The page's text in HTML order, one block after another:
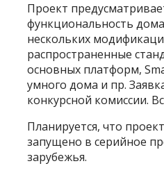
Проект
функциональность
нескольких
распространенные
основных платформ,
умного дома и пр.
конкурсной комиссии.
Планируется, что
запущено в серийное
зарубежья.